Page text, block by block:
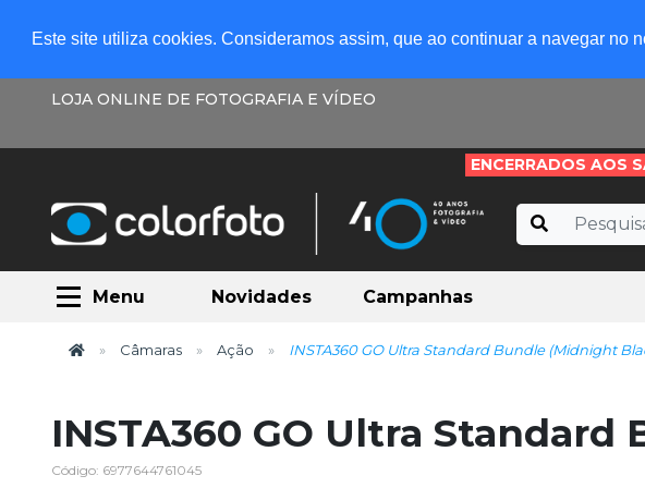
Este site utiliza cookies. Consideramos assim, que ao continuar a navegar no
LOJA ONLINE DE FOTOGRAFIA E VÍDEO
ENCERRADOS AOS
Menu Novidades Campanhas
Câmaras Ação INSTA360 GO Ultra Standard Bundle (Midnight
INSTA360 GO Ultra
Código: 6977644761045